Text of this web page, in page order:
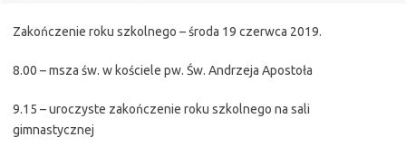
Zakończenie roku szkolnego – środa 19 czerwca 2019.
8.00 – msza św. w kościele pw. Św. Andrzeja Apostoła
9.15 – uroczyste zakończenie roku szkolnego na sali
gimnastycznej